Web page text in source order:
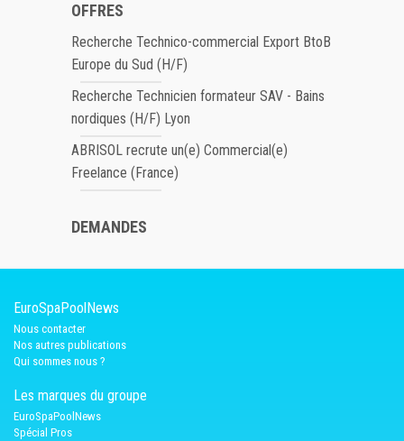
OFFRES
Recherche Technico-commercial Export BtoB
Europe du Sud (H/F)
Recherche Technicien formateur SAV - Bains
nordiques (H/F) Lyon
ABRISOL recrute un(e) Commercial(e)
Freelance (France)
DEMANDES
EuroSpaPoolNews
Nous contacter
Nos autres publications
Qui sommes nous ?
Les marques du groupe
EuroSpaPoolNews
Spécial Pros